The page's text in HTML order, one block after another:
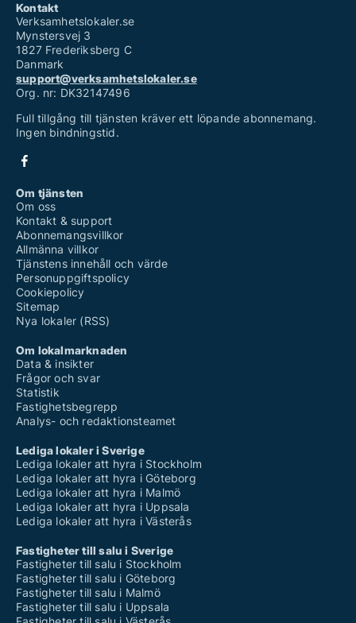
Kontakt
Verksamhetslokaler.se
Mynstersvej 3
1827 Frederiksberg C
Danmark
support@verksamhetslokaler.se
Org. nr: DK32147496
Full tillgång till tjänsten kräver ett löpande abonnemang.
Ingen bindningstid.
Om tjänsten
Om oss
Kontakt & support
Abonnemangsvillkor
Allmänna villkor
Tjänstens innehåll och värde
Personuppgiftspolicy
Cookiepolicy
Sitemap
Nya lokaler (RSS)
Om lokalmarknaden
Data & insikter
Frågor och svar
Statistik
Fastighetsbegrepp
Analys- och redaktionsteamet
Lediga lokaler i Sverige
Lediga lokaler att hyra i Stockholm
Lediga lokaler att hyra i Göteborg
Lediga lokaler att hyra i Malmö
Lediga lokaler att hyra i Uppsala
Lediga lokaler att hyra i Västerås
Fastigheter till salu i Sverige
Fastigheter till salu i Stockholm
Fastigheter till salu i Göteborg
Fastigheter till salu i Malmö
Fastigheter till salu i Uppsala